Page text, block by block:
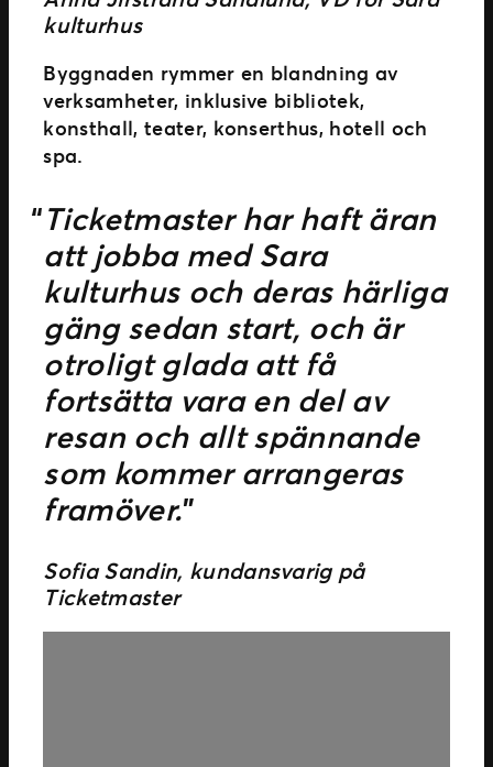
kulturhus
Byggnaden rymmer en blandning av
verksamheter, inklusive bibliotek,
konsthall, teater, konserthus, hotell och
spa.
Ticketmaster har haft äran
att jobba med Sara
kulturhus och deras härliga
gäng sedan start, och är
otroligt glada att få
fortsätta vara en del av
resan och allt spännande
som kommer arrangeras
framöver.”
Sofia Sandin, kundansvarig på
Ticketmaster